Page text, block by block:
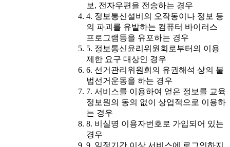
보, 전자우편을 전송하는 경우
4. 정보통신설비의 오작동이나 정보 등
의 파괴를 유발하는 컴퓨터 바이러스
프로그램등을 유포하는 경우
5. 정보통신윤리위원회로부터의 이용
제한 요구 대상인 경우
6. 선거관리위원회의 유권해석 상의 불
법선거운동을 하는 경우
7. 서비스를 이용하여 얻은 정보를 교육
정보원의 동의 없이 상업적으로 이용하
는 경우
8. 비실명 이용자번호로 가입되어 있는
경우